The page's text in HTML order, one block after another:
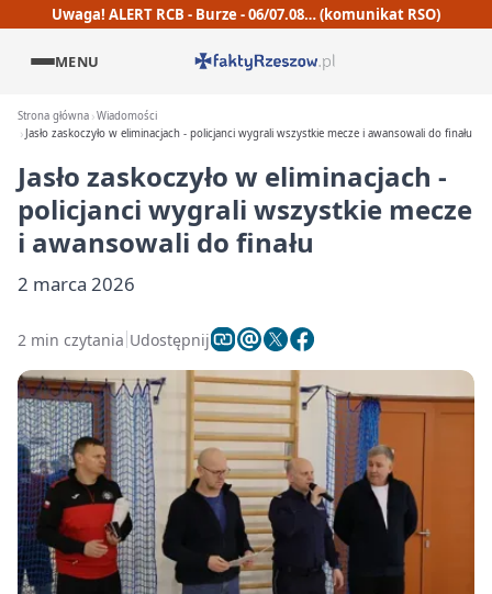
Uwaga! ALERT RCB - Burze - 06/07.08… (komunikat RSO)
MENU
Strona główna Wiadomości
Jasło zaskoczyło w eliminacjach - policjanci wygrali wszystkie mecze i awansowali do finału
Jasło zaskoczyło w eliminacjach -
policjanci wygrali wszystkie mecze
i awansowali do finału
2 marca 2026
2 min czytania Udostępnij